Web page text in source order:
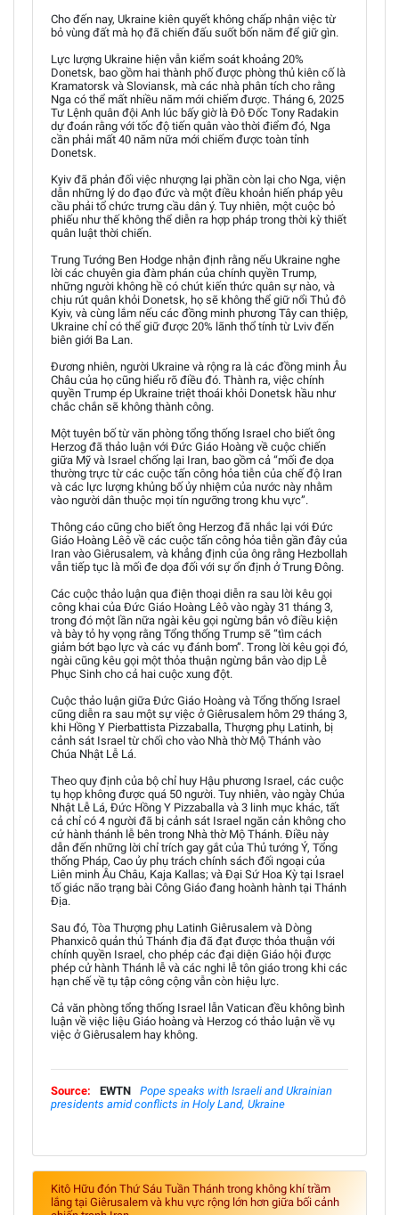
Cho đến nay, Ukraine kiên quyết không chấp nhận việc từ
bỏ vùng đất mà họ đã chiến đấu suốt bốn năm để giữ gìn.
Lực lượng Ukraine hiện vẫn kiểm soát khoảng 20%
Donetsk, bao gồm hai thành phố được phòng thủ kiên cố là
Kramatorsk và Sloviansk, mà các nhà phân tích cho rằng
Nga có thể mất nhiều năm mới chiếm được. Tháng 6, 2025
Tư Lệnh quân đội Anh lúc bấy giờ là Đô Đốc Tony Radakin
dự đoán rằng với tốc độ tiến quân vào thời điểm đó, Nga
cần phải mất 40 năm nữa mới chiếm được toàn tỉnh
Donetsk.
Kyiv đã phản đối việc nhượng lại phần còn lại cho Nga, viện
dẫn những lý do đạo đức và một điều khoản hiến pháp yêu
cầu phải tổ chức trưng cầu dân ý. Tuy nhiên, một cuộc bỏ
phiếu như thế không thể diễn ra hợp pháp trong thời kỳ thiết
quân luật thời chiến.
Trung Tướng Ben Hodge nhận định rằng nếu Ukraine nghe
lời các chuyên gia đàm phán của chính quyền Trump,
những người không hề có chút kiến thức quân sự nào, và
chịu rút quân khỏi Donetsk, họ sẽ không thể giữ nổi Thủ đô
Kyiv, và cùng lắm nếu các đồng minh phương Tây can thiệp,
Ukraine chỉ có thể giữ được 20% lãnh thổ tính từ Lviv đến
biên giới Ba Lan.
Đương nhiên, người Ukraine và rộng ra là các đồng minh Âu
Châu của họ cũng hiểu rõ điều đó. Thành ra, việc chính
quyền Trump ép Ukraine triệt thoái khỏi Donetsk hầu như
chắc chắn sẽ không thành công.
Một tuyên bố từ văn phòng tổng thống Israel cho biết ông
Herzog đã thảo luận với Đức Giáo Hoàng về cuộc chiến
giữa Mỹ và Israel chống lại Iran, bao gồm cả “mối đe dọa
thường trực từ các cuộc tấn công hỏa tiễn của chế độ Iran
và các lực lượng khủng bố ủy nhiệm của nước này nhằm
vào người dân thuộc mọi tín ngưỡng trong khu vực”.
Thông cáo cũng cho biết ông Herzog đã nhắc lại với Đức
Giáo Hoàng Lêô về các cuộc tấn công hỏa tiễn gần đây của
Iran vào Giêrusalem, và khẳng định của ông rằng Hezbollah
vẫn tiếp tục là mối đe dọa đối với sự ổn định ở Trung Đông.
Các cuộc thảo luận qua điện thoại diễn ra sau lời kêu gọi
công khai của Đức Giáo Hoàng Lêô vào ngày 31 tháng 3,
trong đó một lần nữa ngài kêu gọi ngừng bắn vô điều kiện
và bày tỏ hy vọng rằng Tổng thống Trump sẽ “tìm cách
giảm bớt bạo lực và các vụ đánh bom”. Trong lời kêu gọi đó,
ngài cũng kêu gọi một thỏa thuận ngừng bắn vào dịp Lễ
Phục Sinh cho cả hai cuộc xung đột.
Cuộc thảo luận giữa Đức Giáo Hoàng và Tổng thống Israel
cũng diễn ra sau một sự việc ở Giêrusalem hôm 29 tháng 3,
khi Hồng Y Pierbattista Pizzaballa, Thượng phụ Latinh, bị
cảnh sát Israel từ chối cho vào Nhà thờ Mộ Thánh vào
Chúa Nhật Lễ Lá.
Theo quy định của bộ chỉ huy Hậu phương Israel, các cuộc
tụ họp không được quá 50 người. Tuy nhiên, vào ngày Chúa
Nhật Lễ Lá, Đức Hồng Y Pizzaballa và 3 linh mục khác, tất
cả chỉ có 4 người đã bị cảnh sát Israel ngăn cản không cho
cử hành thánh lễ bên trong Nhà thờ Mộ Thánh. Điều này
dẫn đến những lời chỉ trích gay gắt của Thủ tướng Ý, Tổng
thống Pháp, Cao ủy phụ trách chính sách đối ngoại của
Liên minh Âu Châu, Kaja Kallas; và Đại Sứ Hoa Kỳ tại Israel
tố giác não trạng bài Công Giáo đang hoành hành tại Thánh
Địa.
Sau đó, Tòa Thượng phụ Latinh Giêrusalem và Dòng
Phanxicô quản thủ Thánh địa đã đạt được thỏa thuận với
chính quyền Israel, cho phép các đại diện Giáo hội được
phép cử hành Thánh lễ và các nghi lễ tôn giáo trong khi các
hạn chế về tụ tập công cộng vẫn còn hiệu lực.
Cả văn phòng tổng thống Israel lẫn Vatican đều không bình
luận về việc liệu Giáo hoàng và Herzog có thảo luận về vụ
việc ở Giêrusalem hay không.
Source: EWTN
Pope speaks with Israeli and Ukrainian
presidents amid conflicts in Holy Land, Ukraine
Kitô Hữu đón Thứ Sáu Tuần Thánh trong không khí trầm
lắng tại Giêrusalem và khu vực rộng lớn hơn giữa bối cảnh